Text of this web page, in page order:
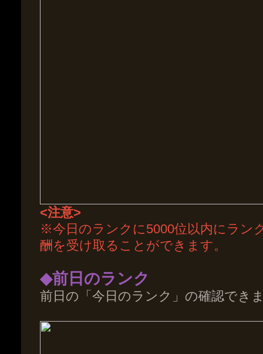
<注意>
※今日のランクに5000位以内にラン
酬を受け取ることができます。
◆前日のランク
前日の「今日のランク」の確認でき